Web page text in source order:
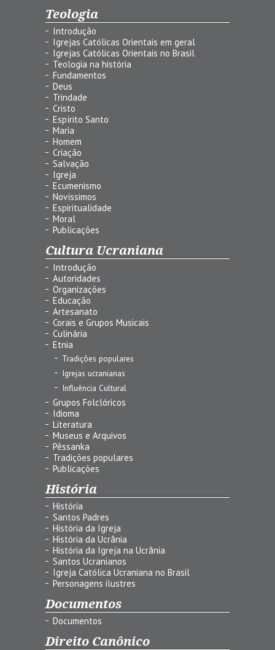
Teologia
Introdução
Igrejas Católicas Orientais em geral
Igrejas Católicas Orientais no Brasil
Teologia na história
Fundamentos
Deus
Trindade
Cristo
Espírito Santo
Maria
Homem
Criação
Salvação
Igreja
Ecumenismo
Novíssimos
Espiritualidade
Moral
Publicações
Cultura Ucraniana
Introdução
Autoridades
Organizações
Educação
Artesanato
Corais e Grupos Musicais
Culinária
Etnia
Tradições populares
Igrejas ucranianas
Influência Cultural
Grupos Folclóricos
Idioma
Literatura
Museus e Arquivos
Pêssanka
Tradições populares
Publicações
História
História
Santos Padres
História da Igreja
História da Ucrânia
História da Igreja na Ucrânia
Santos Ucranianos
Igreja Católica Ucraniana no Brasil
Personagens ilustres
Documentos
Documentos
Direito Canônico